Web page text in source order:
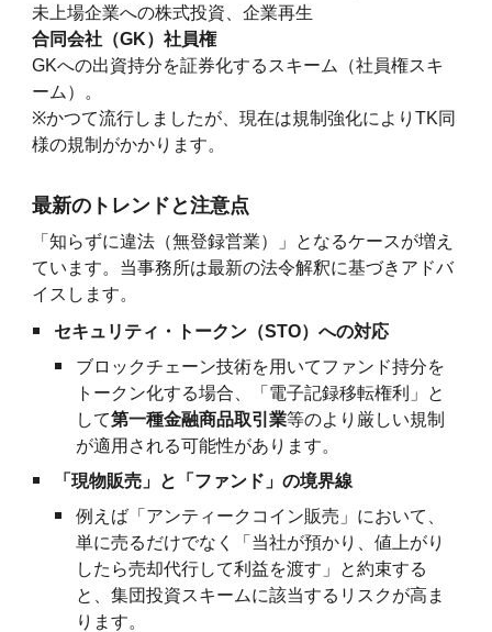
未上場企業への株式投資、企業再生
合同会社（GK）社員権
GKへの出資持分を証券化するスキーム（社員権スキ
ーム）。
※かつて流行しましたが、現在は規制強化によりTK同
様の規制がかかります。
最新のトレンドと注意点
「知らずに違法（無登録営業）」となるケースが増え
ています。当事務所は最新の法令解釈に基づきアドバ
イスします。
セキュリティ・トークン（STO）への対応
ブロックチェーン技術を用いてファンド持分を
トークン化する場合、「電子記録移転権利」と
して第一種金融商品取引業等のより厳しい規制
が適用される可能性があります。
「現物販売」と「ファンド」の境界線
例えば「アンティークコイン販売」において、
単に売るだけでなく「当社が預かり、値上がり
したら売却代行して利益を渡す」と約束する
と、集団投資スキームに該当するリスクが高ま
ります。